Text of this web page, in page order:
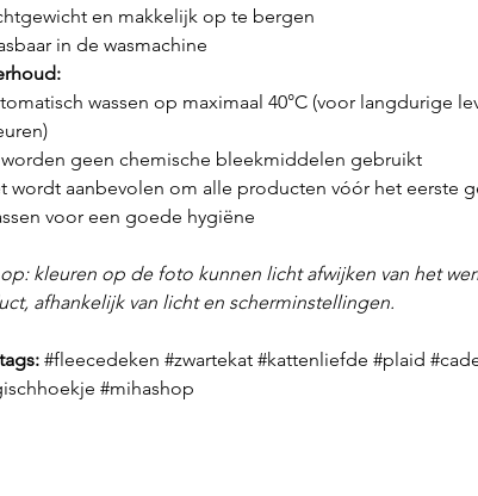
en makkelijk op te bergen
in de wasmachine
wassen op maximaal 40°C (voor langdurige
geen chemische bleekmiddelen gebruikt
wordt aanbevolen om alle producten vóór het eerste
voor een goede hygiëne
kleuren op de foto kunnen licht afwijken van het
afhankelijk van licht en scherminstellingen.
#fleecedeken #zwartekat #kattenliefde #plaid
#mihashop